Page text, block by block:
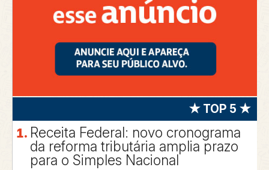
★ TOP 5 ★
Receita Federal: novo cronograma
da reforma tributária amplia prazo
para o Simples Nacional